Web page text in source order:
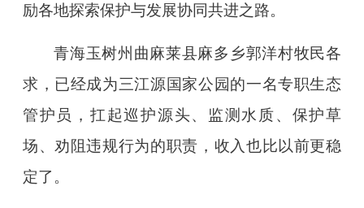
励各地探索保护与发展协同共进之路。
青海玉树州曲麻莱县麻多乡郭洋村牧民各
求，已经成为三江源国家公园的一名专职生态
管护员，扛起巡护源头、监测水质、保护草
场、劝阻违规行为的职责，收入也比以前更稳
定了。